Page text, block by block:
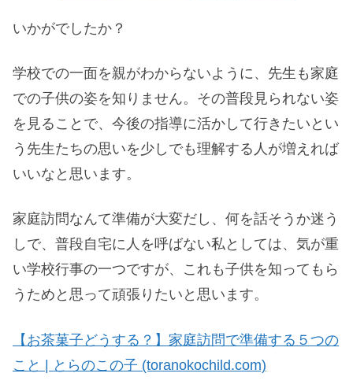
いかがでしたか？
学校での一面を親がわからないように、先生も家庭
での子供の姿を知りません。その普段見られない姿
を見ることで、今後の指導に活かして行きたいとい
う先生たちの思いを少しでも理解する人が増えれば
いいなと思います。
家庭訪問なんて準備が大変だし、何を話そうか迷う
しで、普段自宅に人を呼ばない私としては、気が重
い学校行事の一つですが、これも子供を知ってもら
うためと思って頑張りたいと思います。
【お茶菓子どうする？】家庭訪問で準備する５つの
こと | とらのこの子 (toranokochild.com)